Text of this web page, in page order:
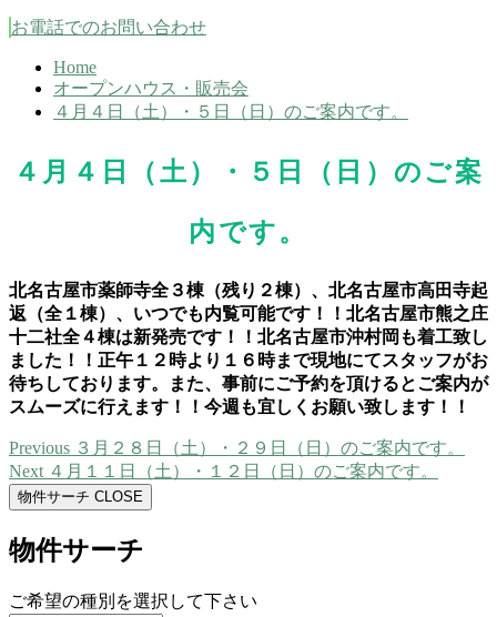
お電話でのお問い合わせ
Home
オープンハウス・販売会
４月４日（土）・５日（日）のご案内です。
４月４日（土）・５日（日）のご案
内です。
北名古屋市薬師寺全３棟（残り２棟）、北名古屋市高田寺起
返（全１棟）、いつでも内覧可能です！！北名古屋市熊之庄
十二社全４棟は新発売です！！北名古屋市沖村岡も着工致し
ました！！正午１２時より１６時まで現地にてスタッフがお
待ちしております。また、事前にご予約を頂けるとご案内が
スムーズに行えます！！今週も宜しくお願い致します！！
投
稿
ビ
ゲ
Previous Previous
post:
３月２８日（土）・２９日（日）のご案内です。
Next Next
post:
４月１１日（土）・１２日（日）のご案内です。
物件サーチ CLOSE
物件サーチ
ご希望の種別を選択して下さい